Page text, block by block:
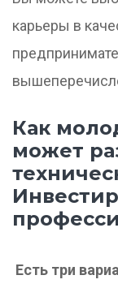
карьеры в
Как
может
Есть три